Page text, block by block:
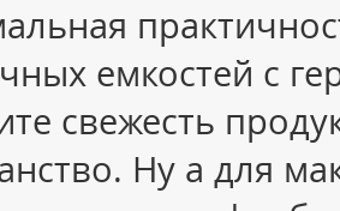
емкостей с
свежесть
Ну а для